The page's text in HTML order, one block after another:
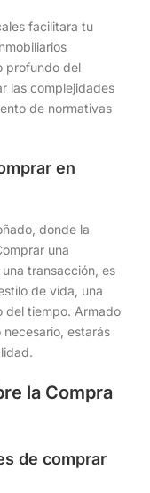
facilitara tu
profundo del
las complejidades
de normativas
en
donde la
una
transacción, es
de vida, una
del tiempo. Armado
estarás
la Compra
de comprar